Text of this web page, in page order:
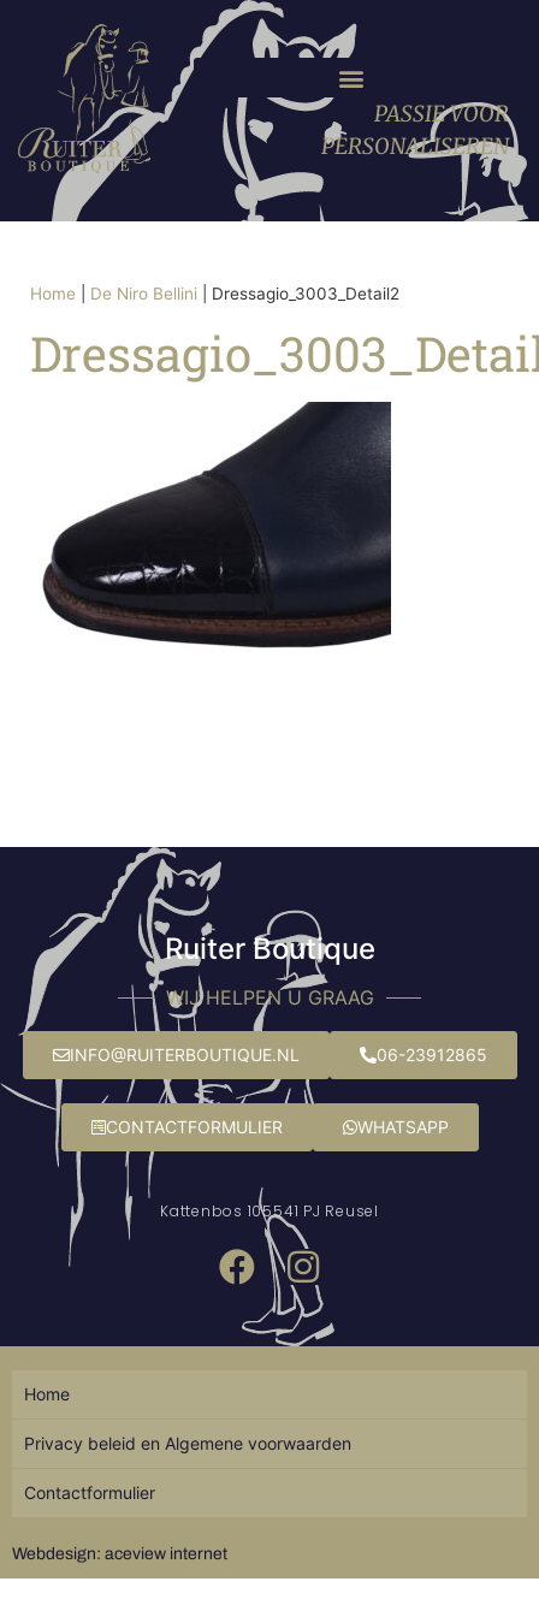
PASSIE VOOR
PERSONALISEREN
Home De Niro Bellini Dressagio_3003_Detail2
Ruiter Boutique
WIJ HELPEN U GRAAG
INFO@RUITERBOUTIQUE.NL 06-23912865
CONTACTFORMULIER WHATSAPP
Kattenbos 105541 PJ Reusel
Webdesign: aceview internet
Home
Privacy beleid en Algemene voorwaarden
Contactformulier